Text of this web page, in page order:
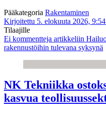
Pääkategoria Rakentaminen
Kirjoitettu 5. elokuuta 2026, 9:54
Tilaajille
Ei kommentteja artikkeliin
rakennustöihin tulevana syksynä
NK Tekniikka
kasvua